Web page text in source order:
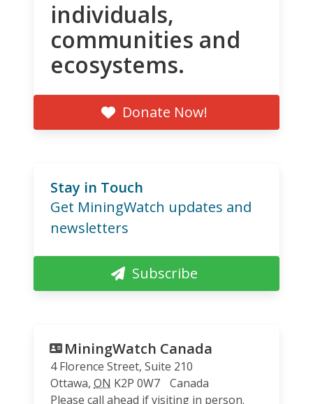
individuals,
communities and
ecosystems.
Donate Now!
Stay in Touch
Get MiningWatch updates and
newsletters
Subscribe
MiningWatch Canada
4 Florence Street, Suite 210
Ottawa, ON K2P 0W7
Canada
Please call ahead if visiting in person.